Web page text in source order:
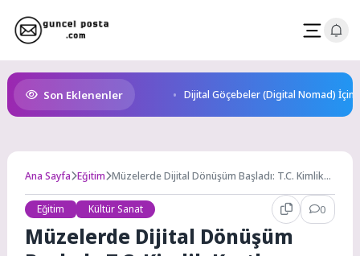
content
Son Eklenenler Dijital Göçebeler (Digital Nomad) İçin
Ana Sayfa Eğitim Müzelerde Dijital Dönüşüm Başladı: T.C. Kimlik
Eğitim
Kültür Sanat 0
Müzelerde Dijital Dönüşüm